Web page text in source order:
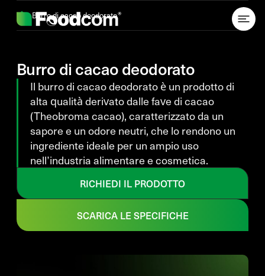
Burro di cacao deodorato
Burro di cacao deodorato
Il burro di cacao deodorato è un prodotto di
alta qualità derivato dalle fave di cacao
(Theobroma cacao), caratterizzato da un
sapore e un odore neutri, che lo rendono un
ingrediente ideale per un ampio uso
nell’industria alimentare e cosmetica.
RICHIEDI IL PRODOTTO
SCARICA LE SPECIFICHE